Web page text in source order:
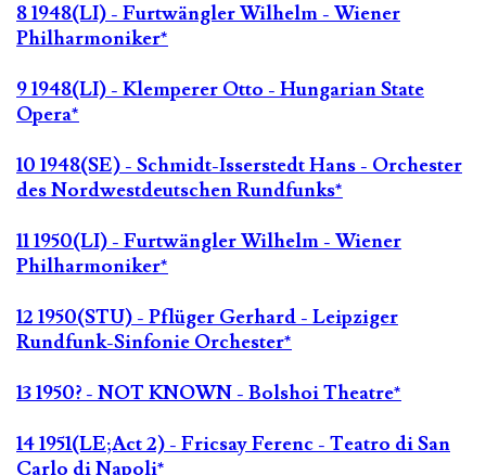
8 1948(LI) - Furtwängler Wilhelm - Wiener
Philharmoniker*
9 1948(LI) - Klemperer Otto - Hungarian State
Opera*
10 1948(SE) - Schmidt-Isserstedt Hans - Orchester
des Nordwestdeutschen Rundfunks*
11 1950(LI) - Furtwängler Wilhelm - Wiener
Philharmoniker*
12 1950(STU) - Pflüger Gerhard - Leipziger
Rundfunk-Sinfonie Orchester*
13 1950? - NOT KNOWN - Bolshoi Theatre*
14 1951(LE;Act 2) - Fricsay Ferenc - Teatro di San
Carlo di Napoli*